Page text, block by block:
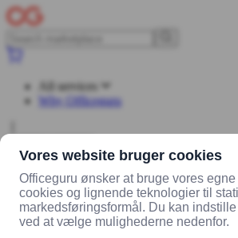
All services
Why Officeguru